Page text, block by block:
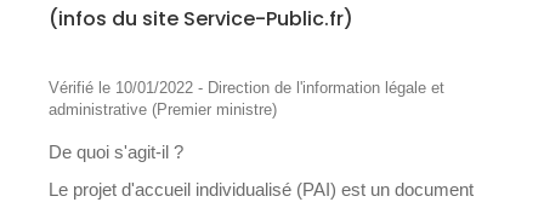
(infos du site Service-Public.fr)
Vérifié le 10/01/2022 - Direction de l'information légale et
administrative (Premier ministre)
De quoi s'agit-il ?
Le projet d'accueil individualisé (PAI) est un document